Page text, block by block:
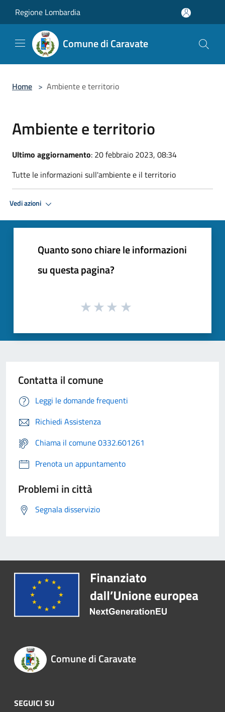
Regione Lombardia
Comune di Caravate
Home > Ambiente e territorio
Ambiente e territorio
Ultimo aggiornamento: 20 febbraio 2023, 08:34
Tutte le informazioni sull'ambiente e il territorio
Vedi azioni
Quanto sono chiare le informazioni
su questa pagina?
Contatta il comune
Leggi le domande frequenti
Richiedi Assistenza
Chiama il comune 0332.601261
Prenota un appuntamento
Problemi in città
Segnala disservizio
Comune di Caravate
SEGUICI SU